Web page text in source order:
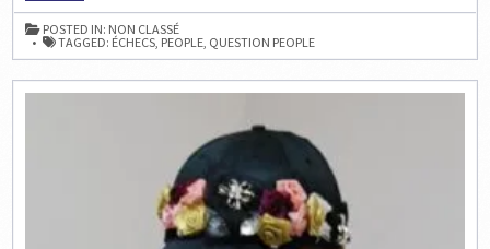
PEOPLE
SUR
LES
ÉCHECS
POSTED IN: NON CLASSÉ
TAGGED: ÉCHECS, PEOPLE, QUESTION PEOPLE